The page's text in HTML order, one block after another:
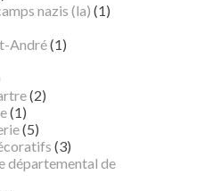
nazis (la) (1)
André(1)
(2)
(1)
(5)
(3)
départemental de